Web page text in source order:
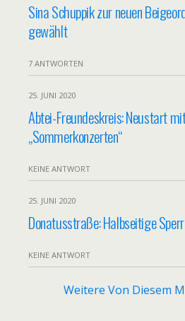
Sina Schuppik zur neuen
gewählt
7 ANTWORTEN
25. JUNI 2020
Abtei-Freundeskreis: Neustart
„Sommerkonzerten“
KEINE ANTWORT
25. JUNI 2020
Donatusstraße: Halbseitige
KEINE ANTWORT
Weitere Von Diesem